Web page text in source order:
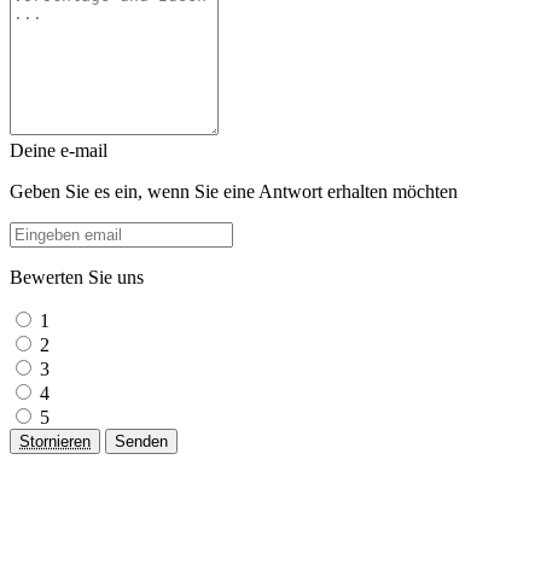
Deine e-mail
Geben Sie es ein, wenn Sie eine Antwort erhalten möchten
Bewerten Sie uns
1
2
3
4
5
Stornieren Senden